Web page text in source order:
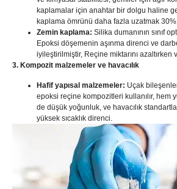
kaplamalar için anahtar bir dolgu haline
kaplama ömrünü daha fazla uzatmak
Zemin kaplama: Silika dumanının sınıf
Epoksi döşemenin aşınma direnci ve
iyileştirilmiştir, Reçine miktarını azaltırken
3. Kompozit malzemeler ve havacılık
Hafif yapısal malzemeler: Uçak
epoksi reçine kompozitleri kullanılır, hem
de düşük yoğunluk, ve havacılık
yüksek sıcaklık direnci.